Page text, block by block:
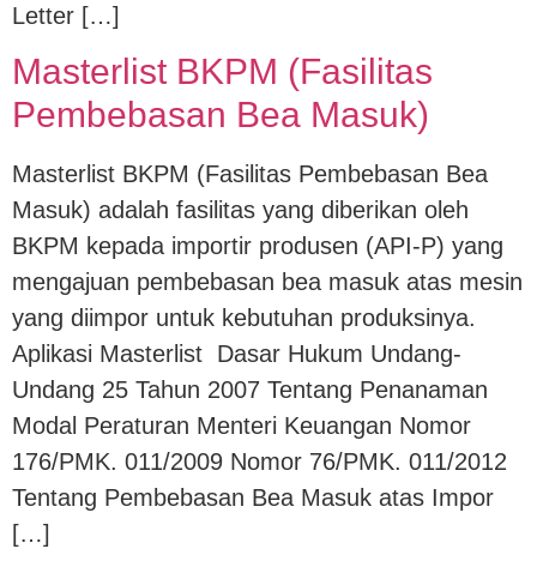
Letter […]
Masterlist BKPM (Fasilitas
Pembebasan Bea Masuk)
Masterlist BKPM (Fasilitas Pembebasan Bea
Masuk) adalah fasilitas yang diberikan oleh
BKPM kepada importir produsen (API-P) yang
mengajuan pembebasan bea masuk atas mesin
yang diimpor untuk kebutuhan produksinya.
Aplikasi Masterlist Dasar Hukum Undang-
Undang 25 Tahun 2007 Tentang Penanaman
Modal Peraturan Menteri Keuangan Nomor
176/PMK. 011/2009 Nomor 76/PMK. 011/2012
Tentang Pembebasan Bea Masuk atas Impor
[…]